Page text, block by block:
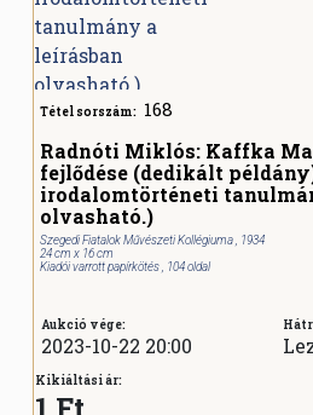
Tétel sorszám: 168
Radnóti Miklós: Kaffka
fejlődése (dedikált
irodalomtörténeti
olvasható.)
Szegedi Fiatalok Művészeti Kollégiuma , 1934
24 cm x 16 cm
Kiadói varrott papírkötés , 104 oldal
Aukció vége:
2023-10-22 20:00
Kikiáltási ár: